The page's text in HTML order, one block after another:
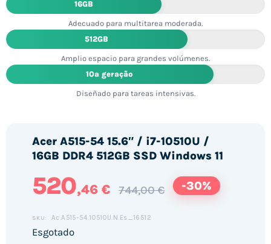
16GB
Adecuado para multitarea moderada.
512GB
Amplio espacio para grandes volúmenes.
10ª geração
Diseñado para tareas intensivas.
Acer A515-54 15.6″ / i7-10510U /
16GB DDR4 512GB SSD Windows 11
520,46 € 744,00 € -30%
SKU: Ac.A515-54.10510U.N.Es_16512
Esgotado